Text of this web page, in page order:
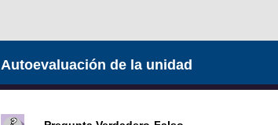
Autoevaluación de la unidad